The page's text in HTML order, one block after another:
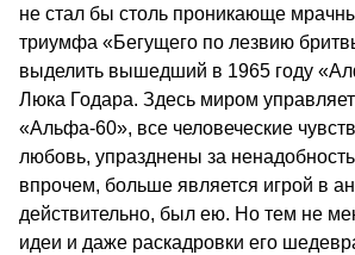
не стал бы столь проникающе
триумфа «Бегущего по лезвию
выделить вышедший в 1965 году
Люка Годара. Здесь миром
«Альфа-60», все человеческие
любовь, упразднены за
впрочем, больше является игрой в
действительно, был ею. Но тем не
идеи и даже раскадровки его